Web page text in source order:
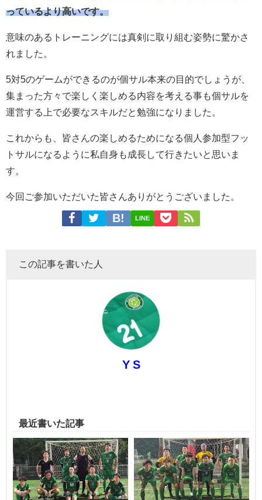
っているより高いです。
意味のあるトレーニングには真剣に取り組む姿勢に驚かさ
れました。
5対5のゲームができるのが個サル本来の目的でしょうが、
集まった方々で楽しく楽しめる内容を考える事も個サルを
運営する上で必要なスキルだと勉強になりました。
これからも、皆さんの楽しめるためになる個人参加型フッ
トサルになるように私自身も成長して行きたいと思いま
す。
今回ご参加いただいた皆さんありがとうございました。
LINE
この記事を書いた人
Y S
最近書いた記事